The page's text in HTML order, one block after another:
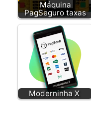
Máquina
PagSeguro taxas
Moderninha X